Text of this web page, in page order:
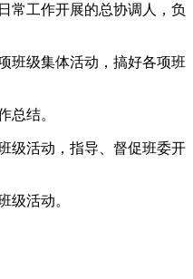
常工作开展的总协调人，负
班级集体活动，搞好各项班
总结。
级活动，指导、督促班委开
级活动。